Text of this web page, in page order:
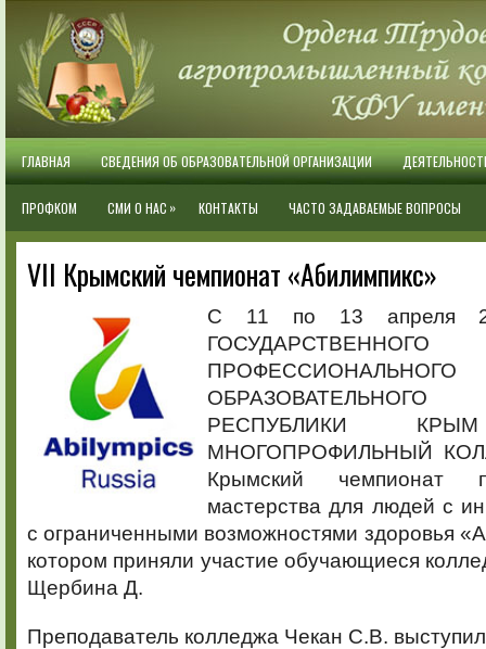
ГЛАВНАЯ СВЕДЕНИЯ ОБ ОБРАЗОВАТЕЛЬНОЙ ОРГАНИЗАЦИИ
ПРОФКОМ СМИ О НАС » КОНТАКТЫ ЧАСТО ЗАДАВАЕМЫЕ ВОПРОСЫ
VII Крымский чемпионат «Абилимпикс»
С 11 по 13 апреля
ПРОФЕССИОНАЛЬНОГО
РЕСПУБЛИКИ
МНОГОПРОФИЛЬНЫЙ
Крымский чемпионат
мастерства для людей с
с ограниченными возможностями здоровья
котором приняли участие обучающиеся
Щербина Д.
Преподаватель колледжа Чекан С.В.